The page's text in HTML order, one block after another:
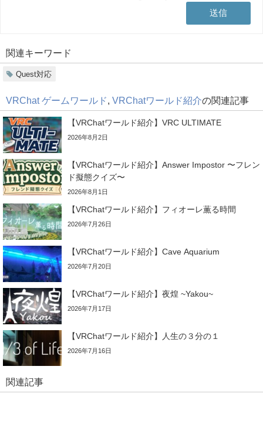
関連キーワード
Quest対応
VRChat ゲームワールド, VRChatワールド紹介の関連記事
【VRChatワールド紹介】VRC ULTIMATE
2026年8月2日
【VRChatワールド紹介】Answer Impostor 〜フレン
ド擬態クイズ〜
2026年8月1日
【VRChatワールド紹介】フィオーレ薫る時間
2026年7月26日
【VRChatワールド紹介】Cave Aquarium
2026年7月20日
【VRChatワールド紹介】夜煌 ~Yakou~
2026年7月17日
【VRChatワールド紹介】人生の３分の１
2026年7月16日
関連記事